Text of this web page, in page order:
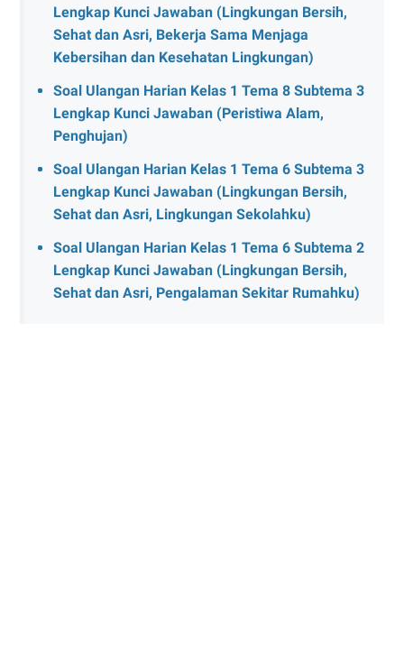
Lengkap Kunci Jawaban (Lingkungan Bersih,
Sehat dan Asri, Bekerja Sama Menjaga
Kebersihan dan Kesehatan Lingkungan)
Soal Ulangan Harian Kelas 1 Tema 8 Subtema 3
Lengkap Kunci Jawaban (Peristiwa Alam,
Penghujan)
Soal Ulangan Harian Kelas 1 Tema 6 Subtema 3
Lengkap Kunci Jawaban (Lingkungan Bersih,
Sehat dan Asri, Lingkungan Sekolahku)
Soal Ulangan Harian Kelas 1 Tema 6 Subtema 2
Lengkap Kunci Jawaban (Lingkungan Bersih,
Sehat dan Asri, Pengalaman Sekitar Rumahku)